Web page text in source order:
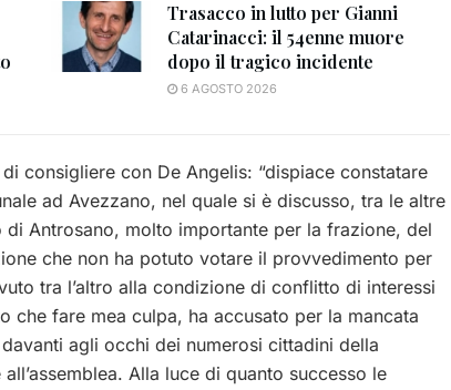
Trasacco in lutto per Gianni
Catarinacci: il 54enne muore
dopo il tragico incidente
6 AGOSTO 2026
consigliere con De Angelis: “dispiace constatare
ad Avezzano, nel quale si è discusso, tra le altre
Antrosano, molto importante per la frazione, del
che non ha potuto votare il provvedimento per
tra l’altro alla condizione di conflitto di interessi
fare mea culpa, ha accusato per la mancata
agli occhi dei numerosi cittadini della
Alla luce di quanto successo le